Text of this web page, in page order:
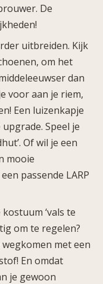
De
uitbreiden. Kijk
om het
dan
voor aan je riem,
Een luizenkapje
Speel je
Of wil je een
mooie
passende LARP
‘vals te
om te regelen?
met een
En omdat
je gewoon